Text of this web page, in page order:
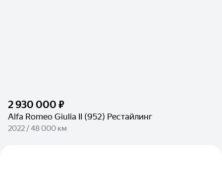
2 930 000 ₽
Alfa Romeo Giulia II (952) Рестайлинг
2022 / 48 000 км